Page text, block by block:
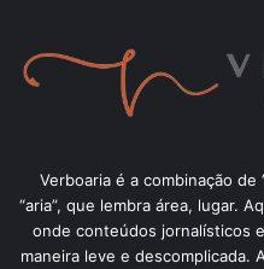
Verboaria é a combinação de
“aria”, que lembra área, lugar.
onde conteúdos jornalísticos
maneira leve e descomplicada.